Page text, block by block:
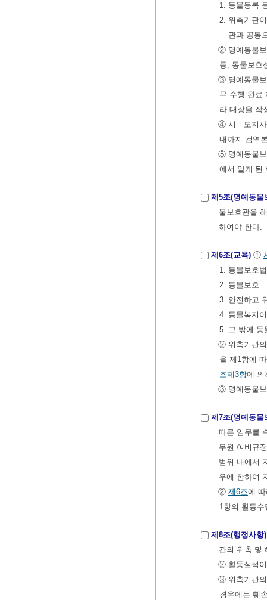
1. 동물등록
2. 위촉기관
관과 공동
② 명예동물
등, 동물보호
③ 명예동물
무 수행 완료
라 대장을 작
④ 시ㆍ도지사
내까지 검역
⑤ 명예동물보
에서 알게 된
제5조(명예동물
물보호관을
하여야 한다.
제6조(교육) ①
1. 동물보호
2. 동물보호
3. 안전하고
4. 동물복지
5. 그 밖에 동
② 위촉기관의
을 제1항에
조제3항에 의
③ 명예동물보
제7조(명예동물
따른 임무를
무원 여비규
범위 내에서
우에 한하여
② 제6조에
1항의 활동
제8조(행정사항)
관의 위촉 및
② 활동실적이
③ 위촉기관의
경우에는 훼